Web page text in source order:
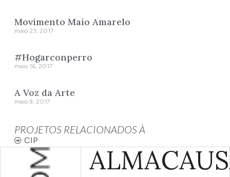
Movimento Maio Amarelo
maio 23, 2017
#Hogarconperro
maio 16, 2017
A Voz da Arte
maio 9, 2017
PROJETOS RELACIONADOS À
CIP
ALMA